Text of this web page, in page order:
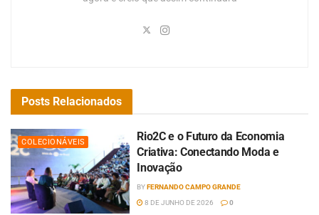
Posts Relacionados
COLECIONÁVEIS
Rio2C e o Futuro da Economia
Criativa: Conectando Moda e
Inovação
BYFERNANDO CAMPO GRANDE
8 DE JUNHO DE 2026
0